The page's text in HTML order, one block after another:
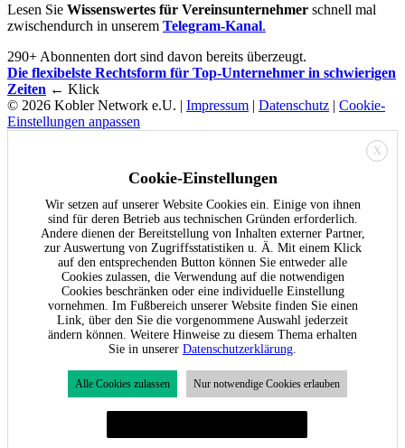
Lesen Sie Wissenswertes für Vereinsunternehmer schnell mal
zwischendurch in unserem Telegram-Kanal.
290+ Abonnenten dort sind davon bereits überzeugt.
Die flexibelste Rechtsform für Top-Unternehmer in schwierigen
Zeiten ← Klick
© 2026 Kobler Network e.U. | Impressum | Datenschutz | Cookie-
Einstellungen anpassen
X
Cookie-Einstellungen
Wir setzen auf unserer Website Cookies ein. Einige von ihnen
sind für deren Betrieb aus technischen Gründen erforderlich.
Andere dienen der Bereitstellung von Inhalten externer Partner,
zur Auswertung von Zugriffsstatistiken u. Ä. Mit einem Klick
auf den entsprechenden Button können Sie entweder alle
Cookies zulassen, die Verwendung auf die notwendigen
Cookies beschränken oder eine individuelle Einstellung
vornehmen. Im Fußbereich unserer Website finden Sie einen
Link, über den Sie die vorgenommene Auswahl jederzeit
ändern können. Weitere Hinweise zu diesem Thema erhalten
Sie in unserer Datenschutzerklärung
Alle Cookies zulassen Nur notwendige Cookies erlauben